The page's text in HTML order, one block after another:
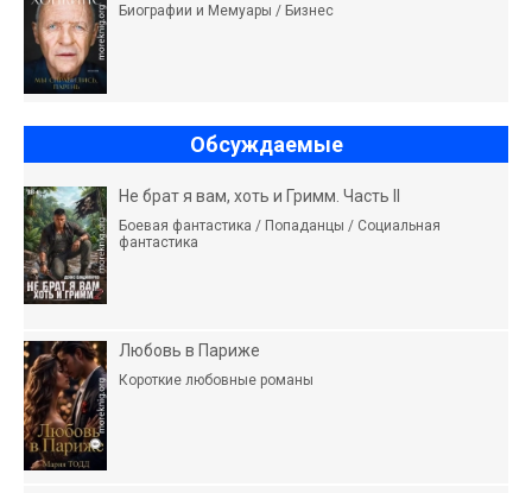
Биографии и Мемуары / Бизнес
Обсуждаемые
Не брат я вам, хоть и Гримм. Часть II
Боевая фантастика / Попаданцы / Социальная
фантастика
Любовь в Париже
Короткие любовные романы